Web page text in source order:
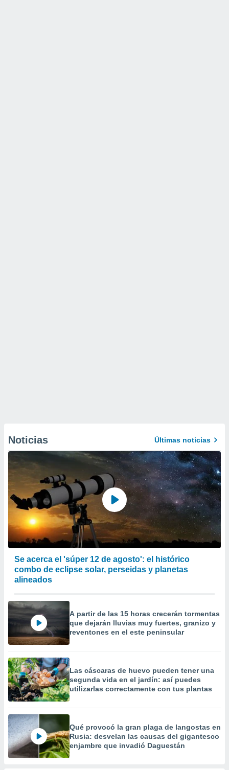
Noticias Últimas noticias
Se acerca el 'súper 12 de agosto': el histórico
combo de eclipse solar, perseidas y planetas
alineados
A partir de las 15 horas crecerán tormentas
que dejarán lluvias muy fuertes, granizo y
reventones en el este peninsular
Las cáscaras de huevo pueden tener una
segunda vida en el jardín: así puedes
utilizarlas correctamente con tus plantas
Qué provocó la gran plaga de langostas en
Rusia: desvelan las causas del gigantesco
enjambre que invadió Daguestán